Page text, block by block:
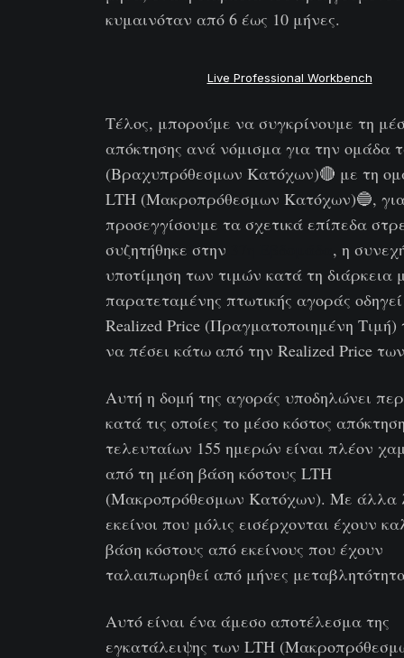
κυμαινόταν από 6 έως 10 μήνες.
Live Professional Workbench
Τέλος, μπορούμε να συγκρίνουμε τη
απόκτησης ανά νόμισμα για την ομάδα
(Βραχυπρόθεσμων Κατόχων)🔴 με τη
LTH (Μακροπρόθεσμων Κατόχων)🔵,
προσεγγίσουμε τα σχετικά επίπεδα
συζητήθηκε στην
, η
υποτίμηση των τιμών κατά τη διάρκεια
παρατεταμένης πτωτικής αγοράς
Realized Price (Πραγματοποιημένη Τιμή)
να πέσει κάτω από την Realized Price
Αυτή η δομή της αγοράς υποδηλώνει
κατά τις οποίες το μέσο κόστος
τελευταίων 155 ημερών είναι πλέον
από τη μέση βάση κόστους LTH
(Μακροπρόθεσμων Κατόχων). Με άλλα
εκείνοι που μόλις εισέρχονται έχουν
βάση κόστους από εκείνους που έχουν
ταλαιπωρηθεί από μήνες
Αυτό είναι ένα άμεσο αποτέλεσμα της
εγκατάλειψης των LTH